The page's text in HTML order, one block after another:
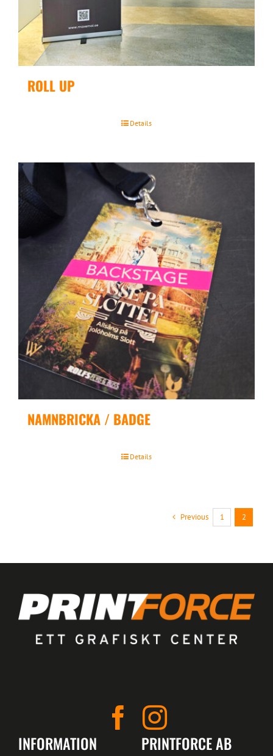
ROLL UP
Details
NAMNBRICKA / BADGE
Details
Previous 1 2
PRINTFORCE AB
INFORMATION